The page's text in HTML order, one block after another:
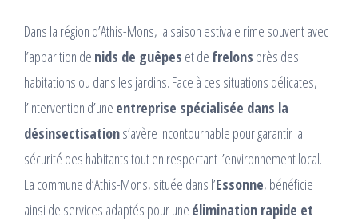
Dans la région d’Athis-Mons, la saison estivale rime souvent avec
l’apparition de nids de guêpes et de frelons près des
habitations ou dans les jardins. Face à ces situations délicates,
l’intervention d’une entreprise spécialisée dans la
désinsectisations’avère incontournable pour garantir la
sécurité des habitants tout en respectant l’environnement local.
La commune d’Athis-Mons, située dans l’Essonne, bénéficie
ainsi de services adaptés pour une élimination rapide et